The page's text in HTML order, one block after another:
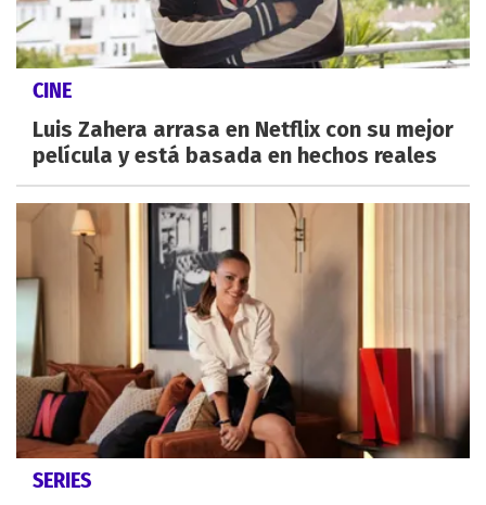
CINE
Luis Zahera arrasa en Netflix con su mejor
película y está basada en hechos reales
SERIES